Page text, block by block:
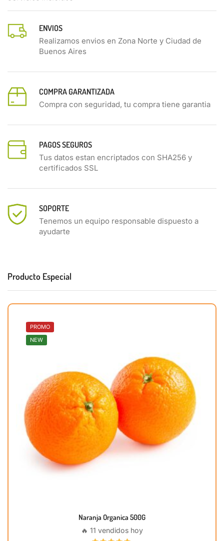
ENVIOS
Realizamos envios en Zona Norte y Ciudad de
Buenos Aires
COMPRA GARANTIZADA
Compra con seguridad, tu compra tiene garantia
PAGOS SEGUROS
Tus datos estan encriptados con SHA256 y
certificados SSL
SOPORTE
Tenemos un equipo responsable dispuesto a
ayudarte
Producto Especial
PROMO
NEW
Naranja Organica 500G
🔥 11 vendidos hoy